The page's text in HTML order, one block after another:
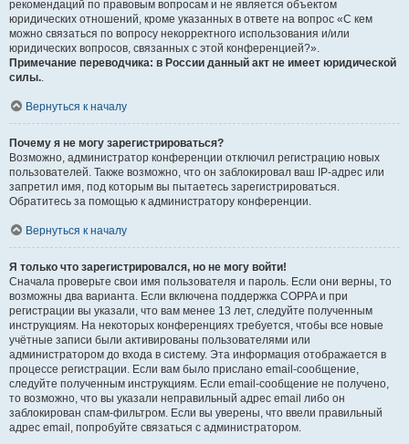
рекомендаций по правовым вопросам и не является объектом
юридических отношений, кроме указанных в ответе на вопрос «С кем
можно связаться по вопросу некорректного использования и/или
юридических вопросов, связанных с этой конференцией?».
Примечание переводчика: в России данный акт не имеет юридической
силы..
Вернуться к началу
Почему я не могу зарегистрироваться?
Возможно, администратор конференции отключил регистрацию новых
пользователей. Также возможно, что он заблокировал ваш IP-адрес или
запретил имя, под которым вы пытаетесь зарегистрироваться.
Обратитесь за помощью к администратору конференции.
Вернуться к началу
Я только что зарегистрировался, но не могу войти!
Сначала проверьте свои имя пользователя и пароль. Если они верны, то
возможны два варианта. Если включена поддержка COPPA и при
регистрации вы указали, что вам менее 13 лет, следуйте полученным
инструкциям. На некоторых конференциях требуется, чтобы все новые
учётные записи были активированы пользователями или
администратором до входа в систему. Эта информация отображается в
процессе регистрации. Если вам было прислано email-сообщение,
следуйте полученным инструкциям. Если email-сообщение не получено,
то возможно, что вы указали неправильный адрес email либо он
заблокирован спам-фильтром. Если вы уверены, что ввели правильный
адрес email, попробуйте связаться с администратором.